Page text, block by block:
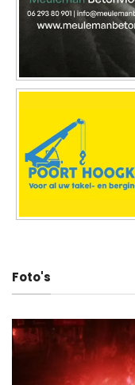
Foto's